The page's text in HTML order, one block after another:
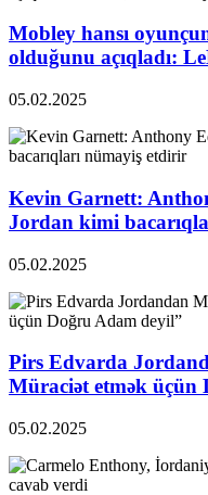
Mobley hansı
olduğunu açıqladı:
05.02.2025
Kevin Garnett:
Jordan kimi
05.02.2025
Pirs Edvarda
Müraciət etmək üçün
05.02.2025